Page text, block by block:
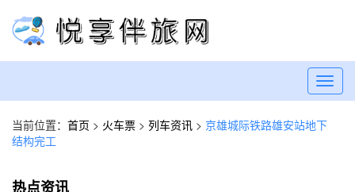
当前位置： 首页 > 火车票 > 列车资讯 > 京雄城际铁路雄安站地下
结构完工
热点资讯